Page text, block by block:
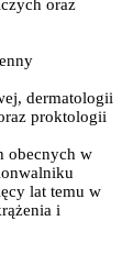
oraz
dermatologii
proktologii
obecnych w
lat temu w
i